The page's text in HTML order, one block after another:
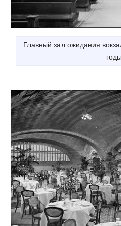
Главный зал ожидания
годы